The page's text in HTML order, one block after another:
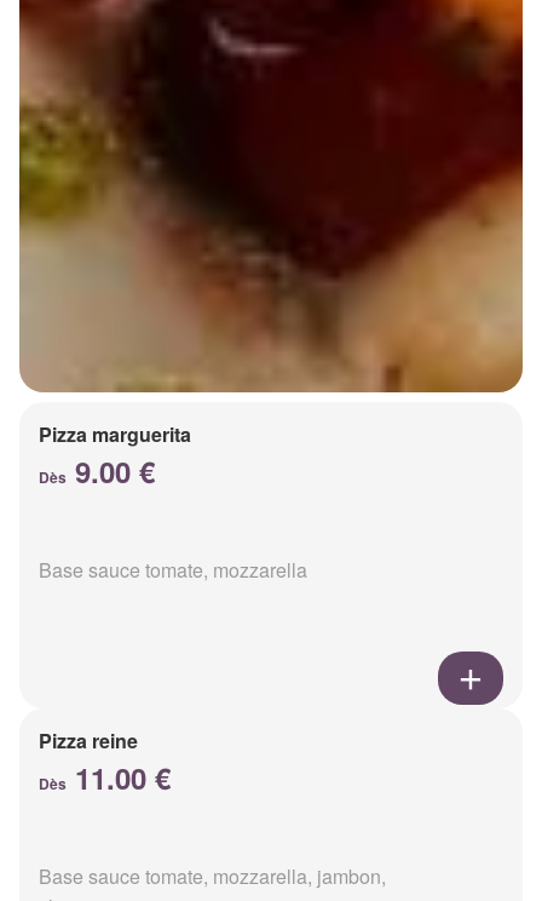
Pizza marguerita
Dès 9.00 €
Base sauce tomate, mozzarella
Pizza reine
Dès 11.00 €
Base sauce tomate, mozzarella, jambon,